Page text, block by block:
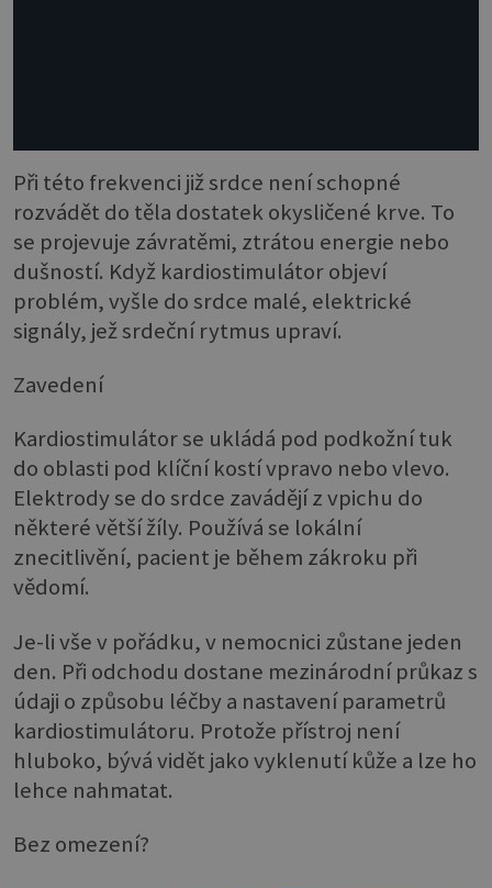
Při této frekvenci již srdce není schopné
rozvádět do těla dostatek okysličené krve. To
se projevuje závratěmi, ztrátou energie nebo
dušností. Když kardiostimulátor objeví
problém, vyšle do srdce malé, elektrické
signály, jež srdeční rytmus upraví.
Zavedení
Kardiostimulátor se ukládá pod podkožní tuk
do oblasti pod klíční kostí vpravo nebo vlevo.
Elektrody se do srdce zavádějí z vpichu do
některé větší žíly. Používá se lokální
znecitlivění, pacient je během zákroku při
vědomí.
Je-li vše v pořádku, v nemocnici zůstane jeden
den. Při odchodu dostane mezinárodní průkaz s
údaji o způsobu léčby a nastavení parametrů
kardiostimulátoru. Protože přístroj není
hluboko, bývá vidět jako vyklenutí kůže a lze ho
lehce nahmatat.
Bez omezení?